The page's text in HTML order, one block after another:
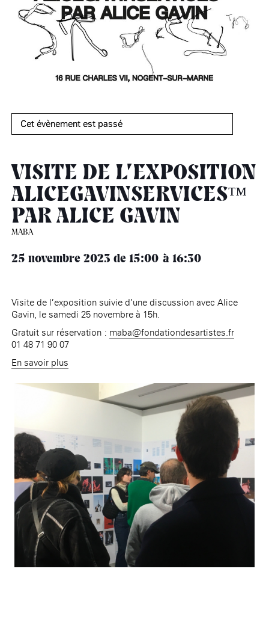
Cet évènement est passé
VISITE DE L’EXPOSITION
ALICEGAVINSERVICES™
PAR ALICE GAVIN
25 novembre 2023de 15:00 16:30
MABA
Visite de l’exposition suivie d’une discussion avec Alice
Gavin, le samedi 25 novembre à 15h.
Gratuit sur réservation : maba@fondationdesartistes.fr
01 48 71 90 07
En savoir plus
âge, à laMaison nationale
des artistes(EHPAD) Accueil
Rotonde Balzac de l’Hôtel
Salomon de Rothschild
Jardin public de l’Hôtel
Salomon de Rothschild